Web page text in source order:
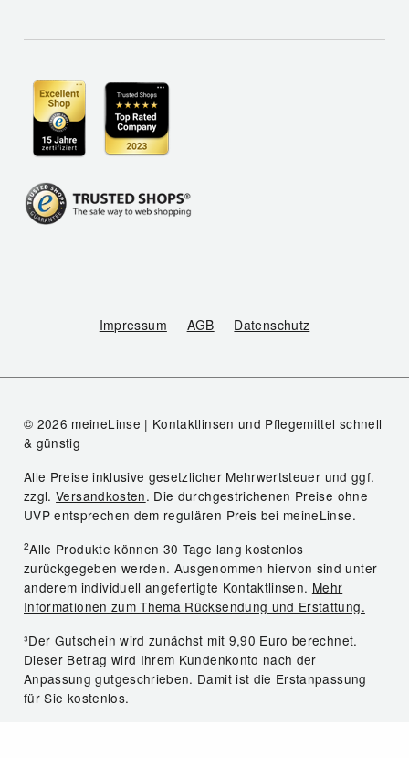
Impressum AGB Datenschutz
© 2026 meineLinse | Kontaktlinsen und Pflegemittel schnell
& günstig
Alle Preise inklusive gesetzlicher Mehrwertsteuer und ggf.
zzgl.Versandkosten. Die durchgestrichenen Preise ohne
UVP entsprechen dem regulären Preis bei meineLinse.
2Alle Produkte können 30 Tage lang kostenlos
zurückgegeben werden. Ausgenommen hiervon sind unter
anderem individuell angefertigte Kontaktlinsen. Mehr
Informationen zum Thema Rücksendung und Erstattung.
³Der Gutschein wird zunächst mit 9,90 Euro berechnet.
Dieser Betrag wird Ihrem Kundenkonto nach der
Anpassung gutgeschrieben. Damit ist die Erstanpassung
für Sie kostenlos.